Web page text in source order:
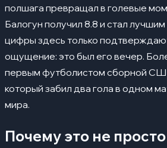
полшага превращал в голевые
Балогун получил 8.8 и стал
цифры здесь только
ощущение: это был его вечер.
первым футболистом сборной
который забил два гола в одном
мира.
Почему это не просто